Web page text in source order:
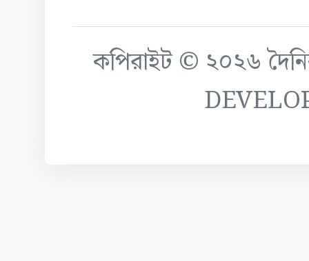
কপিরাইট © ২০২৬